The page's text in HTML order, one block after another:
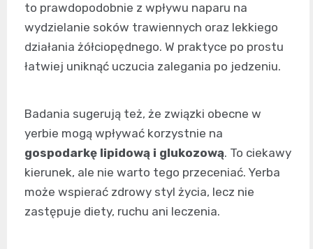
to prawdopodobnie z wpływu naparu na
wydzielanie soków trawiennych oraz lekkiego
działania żółciopędnego. W praktyce po prostu
łatwiej uniknąć uczucia zalegania po jedzeniu.
Badania sugerują też, że związki obecne w
yerbie mogą wpływać korzystnie na
gospodarkę lipidową i glukozową. To ciekawy
kierunek, ale nie warto tego przeceniać. Yerba
może wspierać zdrowy styl życia, lecz nie
zastępuje diety, ruchu ani leczenia.